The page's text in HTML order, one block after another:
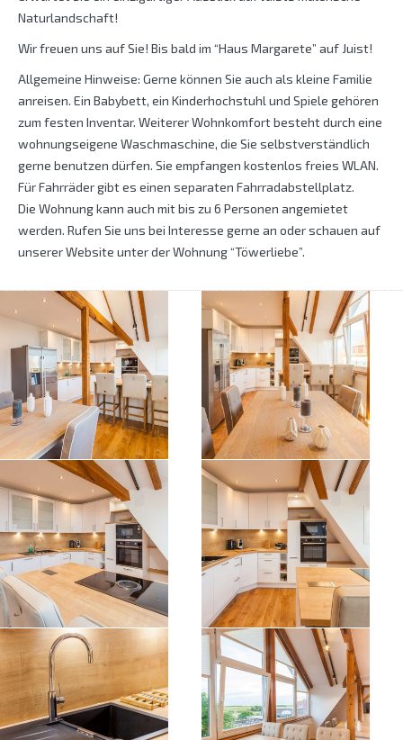
Naturlandschaft!
Wir freuen uns auf Sie! Bis bald im “Haus Margarete” auf Juist!
Allgemeine Hinweise: Gerne können Sie auch als kleine Familie
anreisen. Ein Babybett, ein Kinderhochstuhl und Spiele gehören
zum festen Inventar. Weiterer Wohnkomfort besteht durch eine
wohnungseigene Waschmaschine, die Sie selbstverständlich
gerne benutzen dürfen. Sie empfangen kostenlos freies WLAN.
Für Fahrräder gibt es einen separaten Fahrradabstellplatz.
Die Wohnung kann auch mit bis zu 6 Personen angemietet
werden. Rufen Sie uns bei Interesse gerne an oder schauen auf
unserer Website unter der Wohnung “Töwerliebe”.